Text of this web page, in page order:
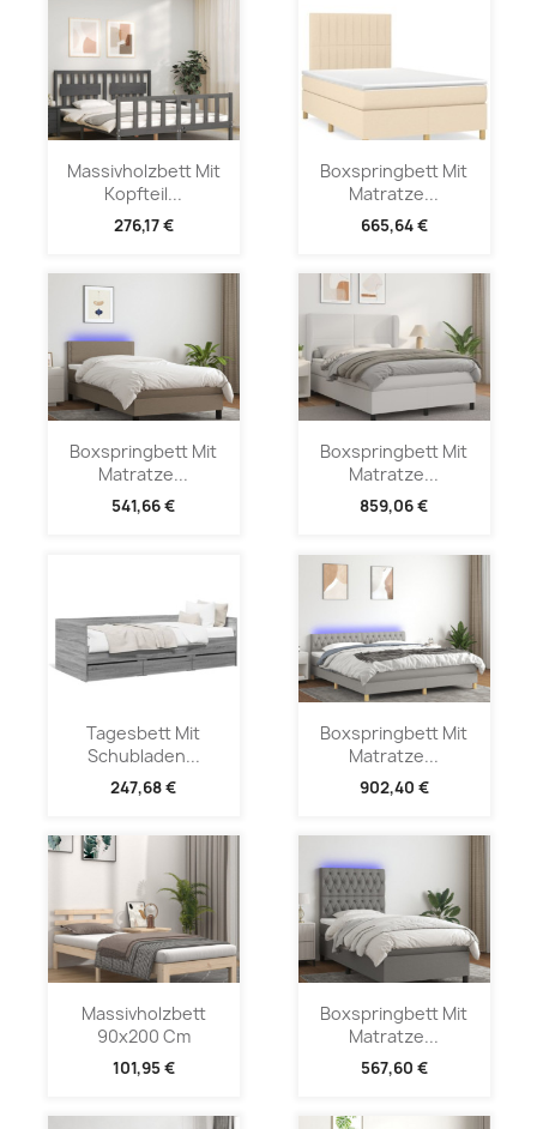
Massivholzbett Mit
Kopfteil...
276,17 €
Boxspringbett Mit
Matratze...
665,64 €
Boxspringbett Mit
Matratze...
541,66 €
Boxspringbett Mit
Matratze...
859,06 €
Tagesbett Mit
Schubladen...
247,68 €
Boxspringbett Mit
Matratze...
902,40 €
Massivholzbett
90x200 Cm
101,95 €
Boxspringbett Mit
Matratze...
567,60 €